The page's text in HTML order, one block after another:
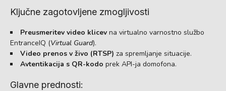
Ključne zagotovljene zmogljivosti
Preusmeritev video klicev na virtualno varnostno službo
EntranceIQ (Virtual Guard).
Video prenos v živo (RTSP) za spremljanje situacije.
Avtentikacija s QR-kodo prek API-ja domofona.
Glavne prednosti: